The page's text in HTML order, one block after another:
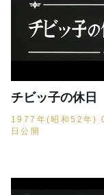
チビッ子の休日
1977年(昭和52年)
日公開